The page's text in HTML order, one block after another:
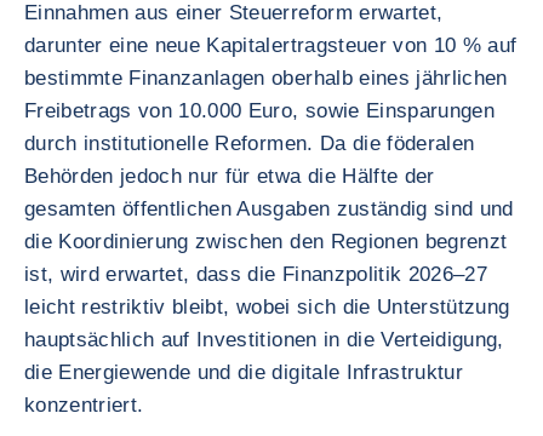
Einnahmen aus einer Steuerreform erwartet,
darunter eine neue Kapitalertragsteuer von 10 % auf
bestimmte Finanzanlagen oberhalb eines jährlichen
Freibetrags von 10.000 Euro, sowie Einsparungen
durch institutionelle Reformen. Da die föderalen
Behörden jedoch nur für etwa die Hälfte der
gesamten öffentlichen Ausgaben zuständig sind und
die Koordinierung zwischen den Regionen begrenzt
ist, wird erwartet, dass die Finanzpolitik 2026–27
leicht restriktiv bleibt, wobei sich die Unterstützung
hauptsächlich auf Investitionen in die Verteidigung,
die Energiewende und die digitale Infrastruktur
konzentriert.